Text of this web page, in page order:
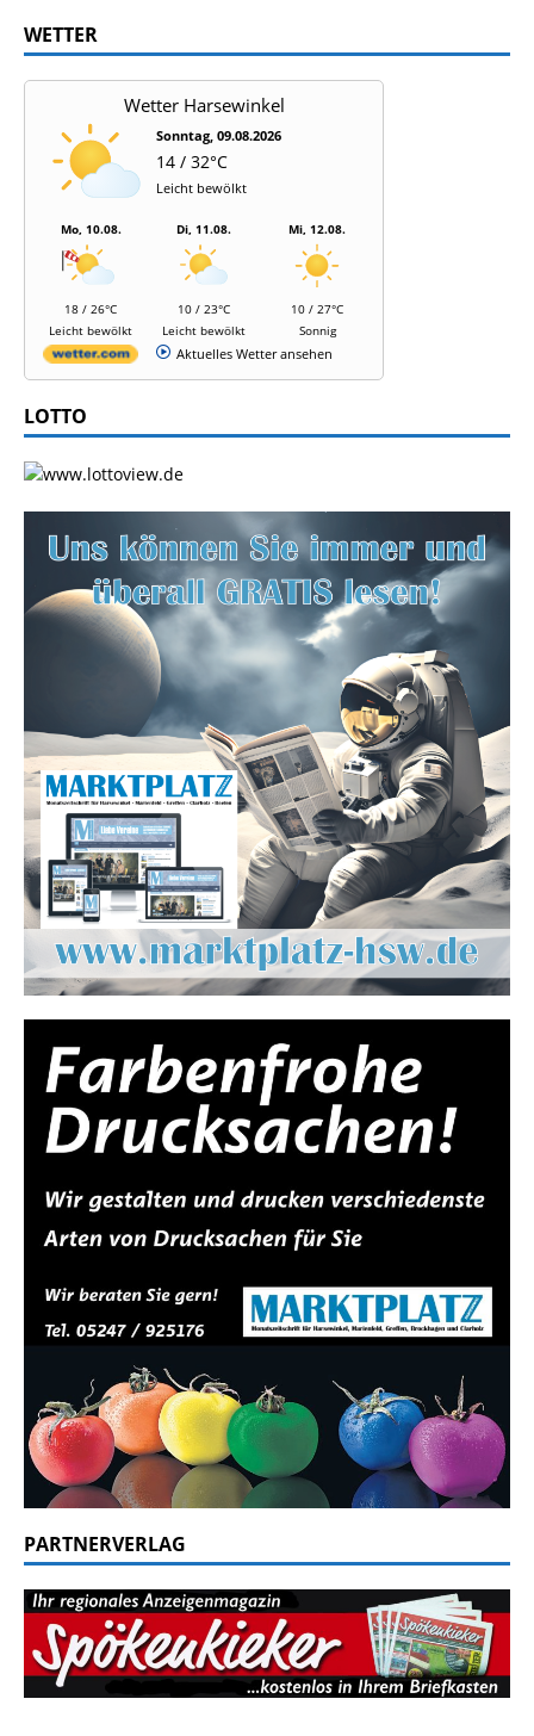
WETTER
Wetter Harsewinkel
Sonntag, 09.08.2026
14 / 32°C
Leicht bewölkt
Mo, 10.08.
18 / 26°C
Leicht bewölkt
Di, 11.08.
10 / 23°C
Leicht bewölkt
Mi, 12.08.
10 / 27°C
Sonnig
Aktuelles Wetter ansehen
LOTTO
PARTNERVERLAG